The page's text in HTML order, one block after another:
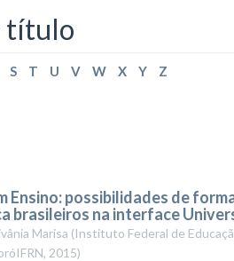
título
S T U V W X Y Z
Ensino: possibilidades de
brasileiros na interface
Marisa (Instituto Federal de
, 2015)